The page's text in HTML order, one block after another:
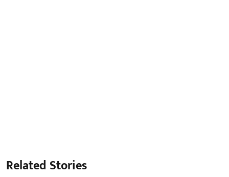
Related Stories